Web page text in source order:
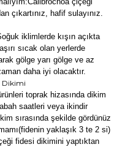
çıkartınız, hafif sulayınız.
iklimlerde kışın açıkta
sıcak olan yerlerde
gölge yarı gölge ve az
daha iyi olacaktır.
toprak hizasında dikim
saatleri veya ikindir
sırasında şekilde gördünüz
yaklaşık 3 te 2 si)
fidesi dikimini yaptıktan